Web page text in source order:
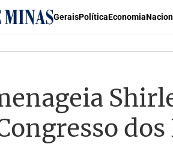
GeraisPolíticaEconomia
dos